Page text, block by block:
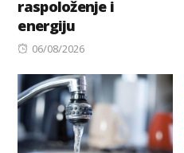
raspoloženje i
energiju
Posted
06/08/2026